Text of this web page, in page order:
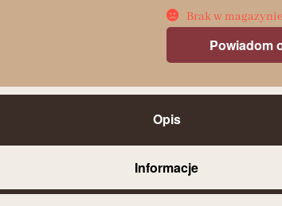
Brak w magazynie
Powiadom
Opis
Informacje